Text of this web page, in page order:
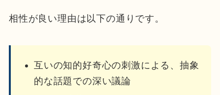
相性が良い理由は以下の通りです。
互いの知的好奇心の刺激による、抽象
的な話題での深い議論